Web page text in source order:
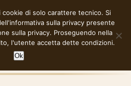
di solo carattere tecnico. Si
sulla privacy presente
sulla privacy. Proseguendo nella
l'utente accetta dette condizioni.
Ok